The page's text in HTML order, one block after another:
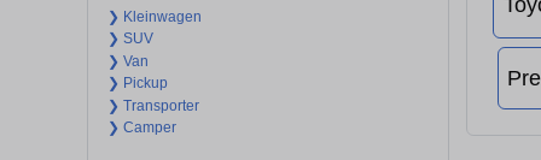
❯ Kleinwagen
❯ SUV
❯ Van
❯ Pickup
❯ Transporter
❯ Camper